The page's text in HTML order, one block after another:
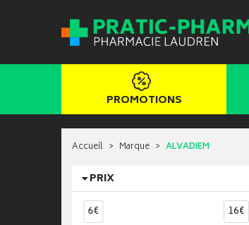
PROMOTIONS
Accueil Marque ALVADIEM
PRIX
6€
16€